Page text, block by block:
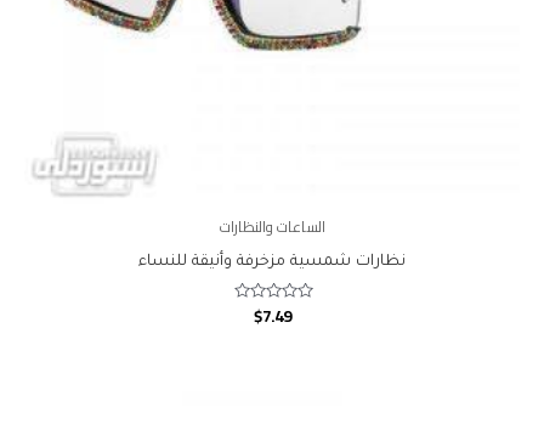
الساعات والنظارات
نظارات شمسية مزخرفة وأنيقة للنساء
Rated
$7.49